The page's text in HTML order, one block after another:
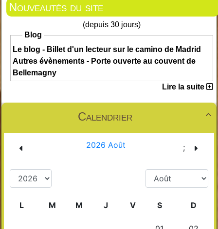

Calendrier
Nouveautés du site
(depuis 30 jours)
Blog
Le blog - Billet d'un lecteur sur le camino de Madrid
Autres évènements - Porte ouverte au couvent de
Bellemagny
Lire la suite